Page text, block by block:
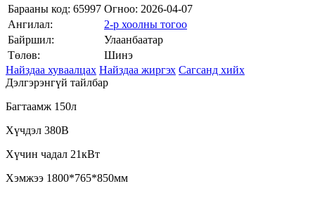
Барааны код: 65997 Огноо: 2026-04-07
Ангилал:
2-р хоолны тогоо
Байршил:
Улаанбаатар
Төлөв:
Шинэ
Найздаа хуваалцах Найздаа жиргэх Сагсанд хийх
Дэлгэрэнгүй тайлбар
Багтаамж 150л
Хүчдэл 380В
Хүчин чадал 21кВт
Хэмжээ 1800*765*850мм